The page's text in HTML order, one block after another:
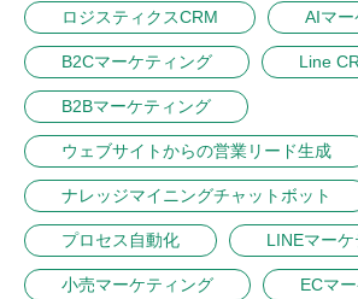
ロジスティクスCRM AIマ
B2Cマーケティング Line
B2Bマーケティング
ウェブサイトからの営業リード生成
ナレッジマイニングチャットボット
プロセス自動化 LINEマー
小売マーケティング ECマ